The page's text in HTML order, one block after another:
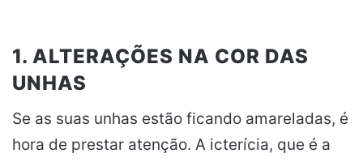
1. ALTERAÇÕES NA COR DAS
UNHAS
Se as suas unhas estão ficando amareladas, é
hora de prestar atenção. A icterícia, que é a